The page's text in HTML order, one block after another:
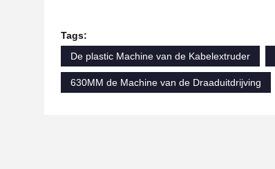
Tags:
De plastic Machine van de Kabelextruder
630MM de Machine van de Draaduitdrijving